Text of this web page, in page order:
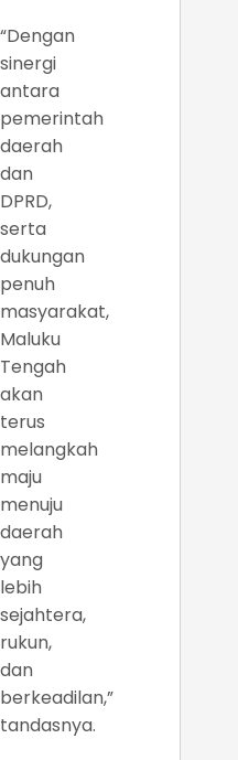
“Dengan
sinergi
antara
pemerintah
daerah
dan
DPRD,
serta
dukungan
penuh
masyarakat,
Maluku
Tengah
akan
terus
melangkah
maju
menuju
daerah
yang
lebih
sejahtera,
rukun,
dan
berkeadilan,”
tandasnya.